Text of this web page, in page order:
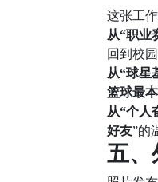
这张工
从“职业
回到校
从“球星
篮球最
从“个人
好友”的
五、